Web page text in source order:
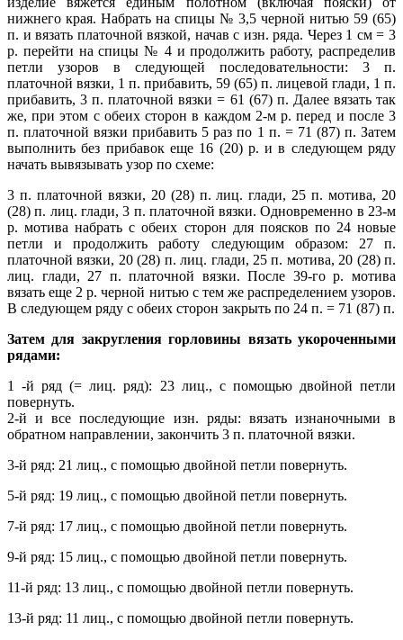
нижнего края. Набрать на спицы № 3,5 черной нитью 59 (65)
п. и вязать платочной вязкой, начав с изн. ряда. Через 1 см = 3
р. перейти на спицы № 4 и продолжить работу, распределив
петли узоров в следующей последовательности: 3 п.
платочной вязки, 1 п. прибавить, 59 (65) п. лицевой глади, 1 п.
прибавить, 3 п. платочной вязки = 61 (67) п. Далее вязать так
же, при этом с обеих сторон в каждом 2-м р. перед и после 3
п. платочной вязки прибавить 5 раз по 1 п. = 71 (87) п. Затем
выполнить без прибавок еще 16 (20) р. и в следующем ряду
начать вывязывать узор по схеме:
3 п. платочной вязки, 20 (28) п. лиц. глади, 25 п. мотива, 20
(28) п. лиц. глади, 3 п. платочной вязки. Одновременно в 23-м
р. мотива набрать с обеих сторон для поясков по 24 новые
петли и продолжить работу следующим образом: 27 п.
платочной вязки, 20 (28) п. лиц. глади, 25 п. мотива, 20 (28) п.
лиц. глади, 27 п. платочной вязки. После 39-го р. мотива
вязать еще 2 р. черной нитью с тем же распределением узоров.
В следующем ряду с обеих сторон закрыть по 24 п. = 71 (87) п.
Затем для закругления горловины вязать укороченными
рядами:
1 -й ряд (= лиц. ряд): 23 лиц., с помощью двойной петли
повернуть.
2-й и все последующие изн. ряды: вязать изнаночными в
обратном направлении, закончить 3 п. платочной вязки.
3-й ряд: 21 лиц., с помощью двойной петли повернуть.
5-й ряд: 19 лиц., с помощью двойной петли повернуть.
7-й ряд: 17 лиц., с помощью двойной петли повернуть.
9-й ряд: 15 лиц., с помощью двойной петли повернуть.
11-й ряд: 13 лиц., с помощью двойной петли повернуть.
13-й ряд: 11 лиц., с помощью двойной петли повернуть.